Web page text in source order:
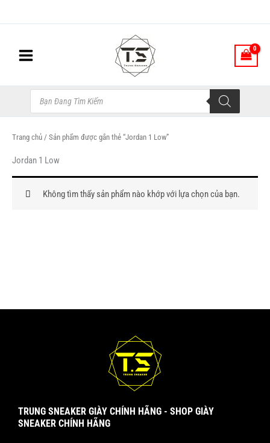
tới
Tìm
kiếm
sản
phẩm
Trang chủ / Sản phẩm được gắn thẻ “Jordan 1 Low”
Jordan 1 Low
Không tìm thấy sản phẩm nào khớp với lựa chọn của bạn.
TRUNG SNEAKER GIÀY CHÍNH HÃNG - SHOP GIÀY
SNEAKER CHÍNH HÃNG